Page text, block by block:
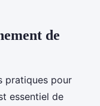
de
pratiques pour
essentiel de